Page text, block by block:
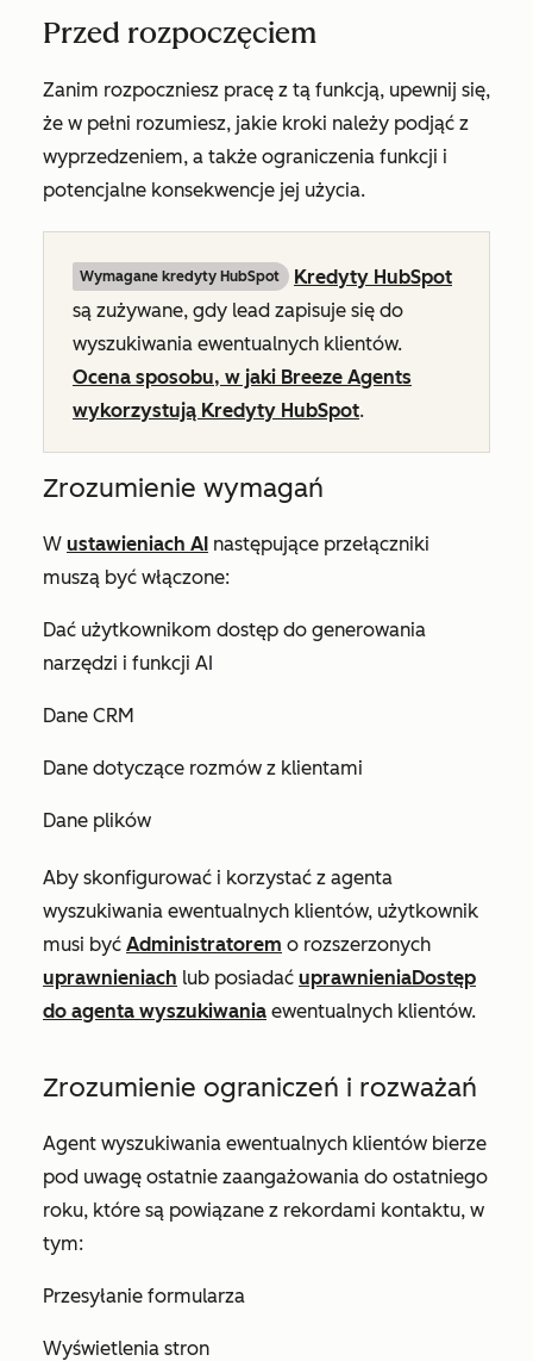
Przed rozpoczęciem
Zanim rozpoczniesz pracę z tą funkcją, upewnij się,
że w pełni rozumiesz, jakie kroki należy podjąć z
wyprzedzeniem, a także ograniczenia funkcji i
potencjalne konsekwencje jej użycia.
Wymagane kredyty HubSpot
Kredyty HubSpot
są zużywane, gdy lead zapisuje się do
wyszukiwania ewentualnych klientów.
Ocena sposobu, w jaki Breeze Agents
wykorzystują Kredyty HubSpot.
Zrozumienie wymagań
W ustawieniach AI następujące przełączniki
muszą być włączone:
Dać użytkownikom dostęp do generowania
narzędzi i funkcji AI
Dane CRM
Dane dotyczące rozmów z klientami
Dane plików
Aby skonfigurować i korzystać z agenta
wyszukiwania ewentualnych klientów, użytkownik
musi być Administratorem o rozszerzonych
uprawnieniach lub posiadać uprawnieniaDostęp
do agenta wyszukiwania ewentualnych klientów.
Zrozumienie ograniczeń i rozważań
Agent wyszukiwania ewentualnych klientów bierze
pod uwagę ostatnie zaangażowania do ostatniego
roku, które są powiązane z rekordami kontaktu, w
tym:
Przesyłanie formularza
Wyświetlenia stron